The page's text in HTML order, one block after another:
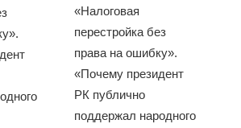
«Налоговая
перестройка без
права на ошибку».
«Почему президент
РК публично
поддержал народного